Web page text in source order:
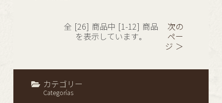
カテゴリー
Categorías
全 [26] 商品中 [1-12] 商品
を表示しています。
次の
ペー
ジ ＞